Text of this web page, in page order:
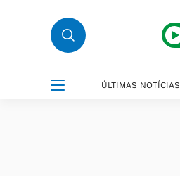
ÚLTIMAS NOTÍCIAS